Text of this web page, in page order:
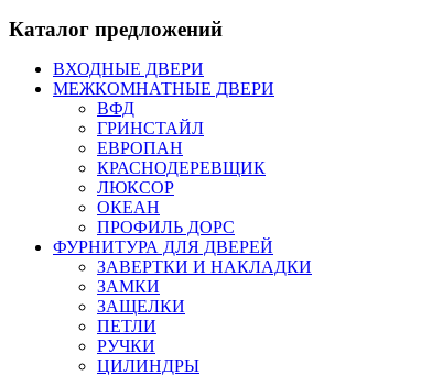
Каталог предложений
ВХОДНЫЕ ДВЕРИ
МЕЖКОМНАТНЫЕ ДВЕРИ
ВФД
ГРИНСТАЙЛ
ЕВРОПАН
КРАСНОДЕРЕВЩИК
ЛЮКСОР
ОКЕАН
ПРОФИЛЬ ДОРС
ФУРНИТУРА ДЛЯ ДВЕРЕЙ
ЗАВЕРТКИ И НАКЛАДКИ
ЗАМКИ
ЗАЩЕЛКИ
ПЕТЛИ
РУЧКИ
ЦИЛИНДРЫ